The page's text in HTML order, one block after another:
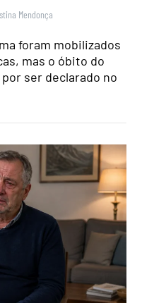
Mendonça
foram mobilizados
mas o óbito do
ser declarado no